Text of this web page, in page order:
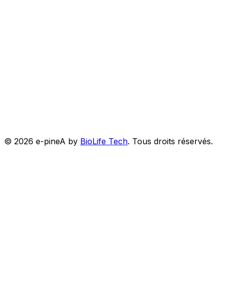
© 2026 e-pineA by BioLife Tech. Tous droits réservés.